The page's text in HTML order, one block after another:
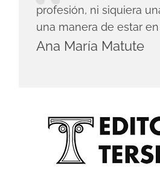
profesión, ni siquiera
una manera de estar
Ana María Matute